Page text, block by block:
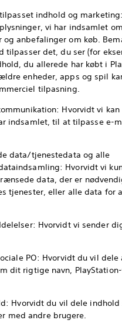
indhold og marketing:
vi har indsamlet
og anbefalinger om køb.
tilpasser det, du ser (for
du allerede har købt i
enheder, apps og spil
tilpasning.
Hvorvidt vi kan
indsamlet, til at tilpasse e-
tjenestedata og alle
Hvorvidt vi
data, der er
tjenester, eller alle data for
Hvorvidt vi sender
PO: Hvorvidt du vil dele
dit rigtige navn,
du vil dele indhold
med andre brugere.